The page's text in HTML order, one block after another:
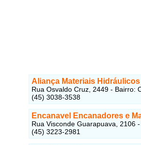
Aliança Materiais Hidráulicos
Rua Osvaldo Cruz, 2449 - Bairro:
(45) 3038-3538
Encanavel Encanadores e
Rua Visconde Guarapuava, 2106
(45) 3223-2981